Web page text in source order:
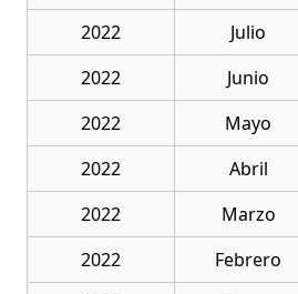
2022
Julio
2022
Junio
2022
Mayo
2022
Abril
2022
Marzo
2022
Febrero